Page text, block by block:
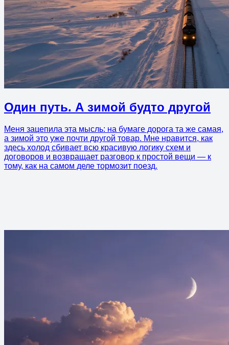
Один путь. А зимой будто другой
Меня зацепила эта мысль: на бумаге дорога та же самая,
а зимой это уже почти другой товар. Мне нравится, как
здесь холод сбивает всю красивую логику схем и
договоров и возвращает разговор к простой вещи — к
тому, как на самом деле тормозит поезд.